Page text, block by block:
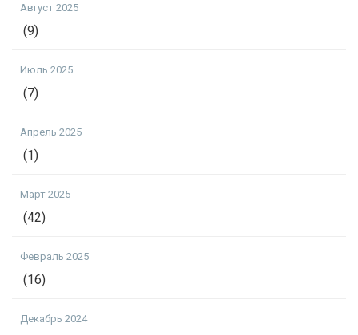
Август 2025
(9)
Июль 2025
(7)
Апрель 2025
(1)
Март 2025
(42)
Февраль 2025
(16)
Декабрь 2024